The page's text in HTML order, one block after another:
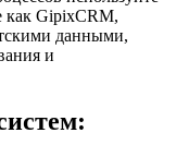
как GipixCRM,
данными,
и